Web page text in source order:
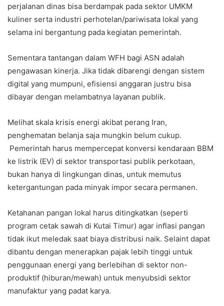
perjalanan dinas bisa berdampak pada sektor UMKM
kuliner serta industri perhotelan/pariwisata lokal yang
selama ini bergantung pada kegiatan pemerintah.
Sementara tantangan dalam WFH bagi ASN adalah
pengawasan kinerja. Jika tidak dibarengi dengan sistem
digital yang mumpuni, efisiensi anggaran justru bisa
dibayar dengan melambatnya layanan publik.
Melihat skala krisis energi akibat perang Iran,
penghematan belanja saja mungkin belum cukup.
Pemerintah harus mempercepat konversi kendaraan BBM
ke listrik (EV) di sektor transportasi publik perkotaan,
bukan hanya di lingkungan dinas, untuk memutus
ketergantungan pada minyak impor secara permanen.
Ketahanan pangan lokal harus ditingkatkan (seperti
program cetak sawah di Kutai Timur) agar inflasi pangan
tidak ikut meledak saat biaya distribusi naik. Selaint dapat
dibantu dengan menerapkan pajak lebih tinggi untuk
penggunaan energi yang berlebihan di sektor non-
produktif (hiburan/mewah) untuk menyubsidi sektor
manufaktur yang padat karya.